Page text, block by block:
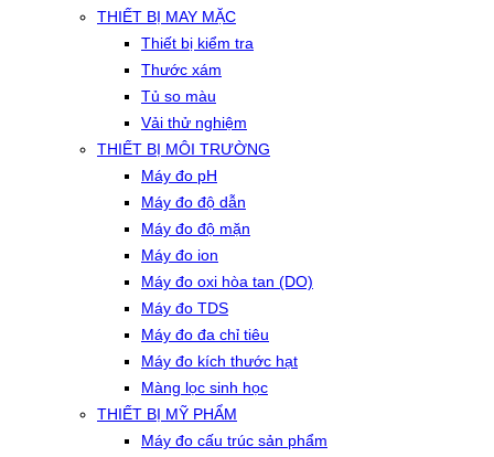
THIẾT BỊ MAY MẶC
Thiết bị kiểm tra
Thước xám
Tủ so màu
Vải thử nghiệm
THIẾT BỊ MÔI TRƯỜNG
Máy đo pH
Máy đo độ dẫn
Máy đo độ mặn
Máy đo ion
Máy đo oxi hòa tan (DO)
Máy đo TDS
Máy đo đa chỉ tiêu
Máy đo kích thước hạt
Màng lọc sinh học
THIẾT BỊ MỸ PHẨM
Máy đo cấu trúc sản phẩm